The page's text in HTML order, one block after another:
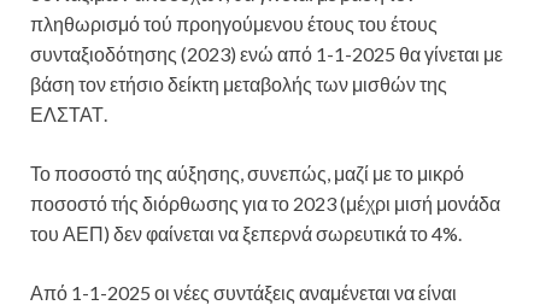
πληθωρισμό τού προηγούμενου έτους του έτους
συνταξιοδότησης (2023) ενώ από 1-1-2025 θα γίνεται με
βάση τον ετήσιο δείκτη μεταβολής των μισθών της
ΕΛΣΤΑΤ.
Το ποσοστό της αύξησης, συνεπώς, μαζί με το μικρό
ποσοστό τής διόρθωσης για το 2023 (μέχρι μισή μονάδα
του ΑΕΠ) δεν φαίνεται να ξεπερνά σωρευτικά το 4%.
Από 1-1-2025 οι νέες συντάξεις αναμένεται να είναι